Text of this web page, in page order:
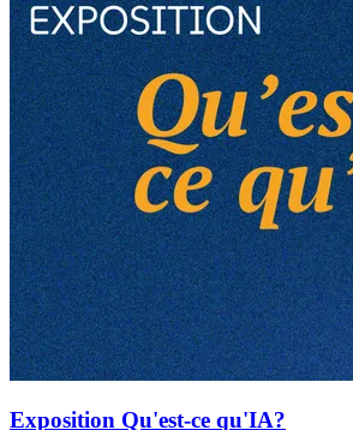
Exposition Qu'est-ce qu'IA?